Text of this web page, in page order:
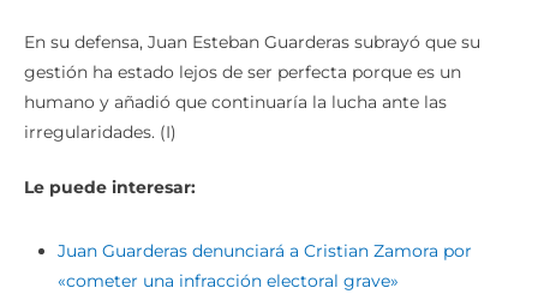
En su defensa, Juan Esteban Guarderas subrayó que su
gestión ha estado lejos de ser perfecta porque es un
humano y añadió que continuaría la lucha ante las
irregularidades. (I)
Le puede interesar:
Juan Guarderas denunciará a Cristian Zamora por
«cometer una infracción electoral grave»